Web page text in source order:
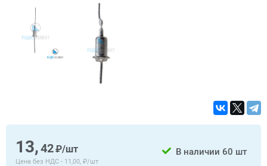
13,42₽/шт
Цена без НДС - 11,00, ₽/шт
В наличии 60 шт